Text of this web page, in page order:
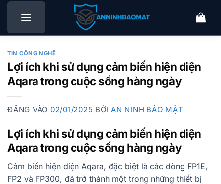
Bỏ
nội
TIN CÔNG NGHỆ
Lợi ích khi sử dụng cảm biến hiện diện
Aqara trong cuộc sống hàng ngày
ĐĂNG VÀO 02/01/2025 BỞI AN NINH BẢO MẬT
Lợi ích khi sử dụng cảm biến hiện diện
Aqara trong cuộc sống hàng ngày
Cảm biến hiện diện Aqara, đặc biệt là các dòng FP1E,
FP2 và FP300, đã trở thành một trong những thiết bị